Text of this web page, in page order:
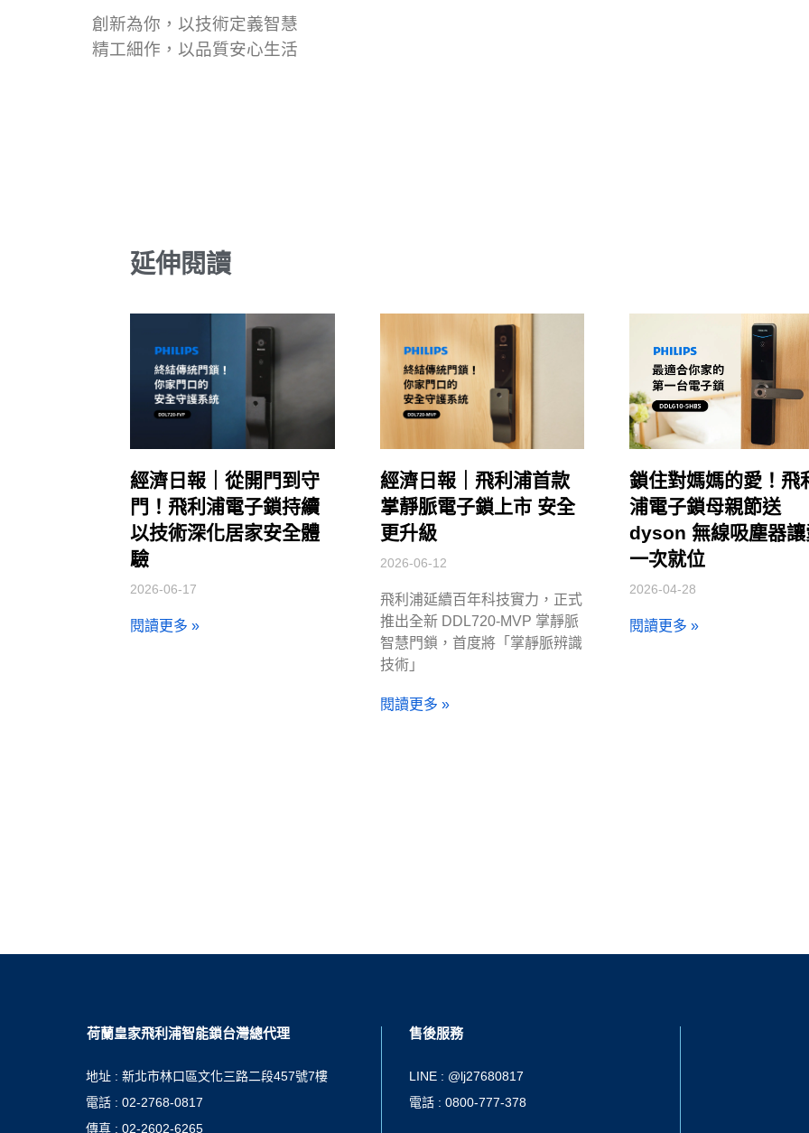
創新為你，以技術定義智慧
精工細作，以品質安心生活
延伸閱讀
經濟日報｜從開門到守
門！飛利浦電子鎖持續
以技術深化居家安全體
驗
2026-06-17
閱讀更多 »
經濟日報｜飛利浦首款
掌靜脈電子鎖上市 安全
更升級
2026-06-12
飛利浦延續百年科技實力，正式
推出全新 DDL720-MVP 掌靜脈
智慧門鎖，首度將「掌靜脈辨識
技術」
閱讀更多 »
鎖住對媽媽的愛！飛
浦電子鎖母親節送
dyson 無線吸塵器讓
一次就位
2026-04-28
閱讀更多 »
荷蘭皇家飛利浦智能鎖台灣總代理
地址 : 新北市林口區文化三路二段457號7樓
電話 : 02-2768-0817
傳真 : 02-2602-6265
售後服務
LINE : @lj27680817
電話 : 0800-777-378